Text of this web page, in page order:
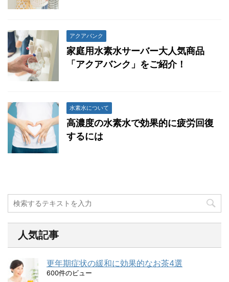
アクアバンク
家庭用水素水サーバー大人気商品
「アクアバンク」をご紹介！
水素水について
高濃度の水素水で効果的に疲労回復
するには
人気記事
更年期症状の緩和に効果的なお茶4選
600件のビュー